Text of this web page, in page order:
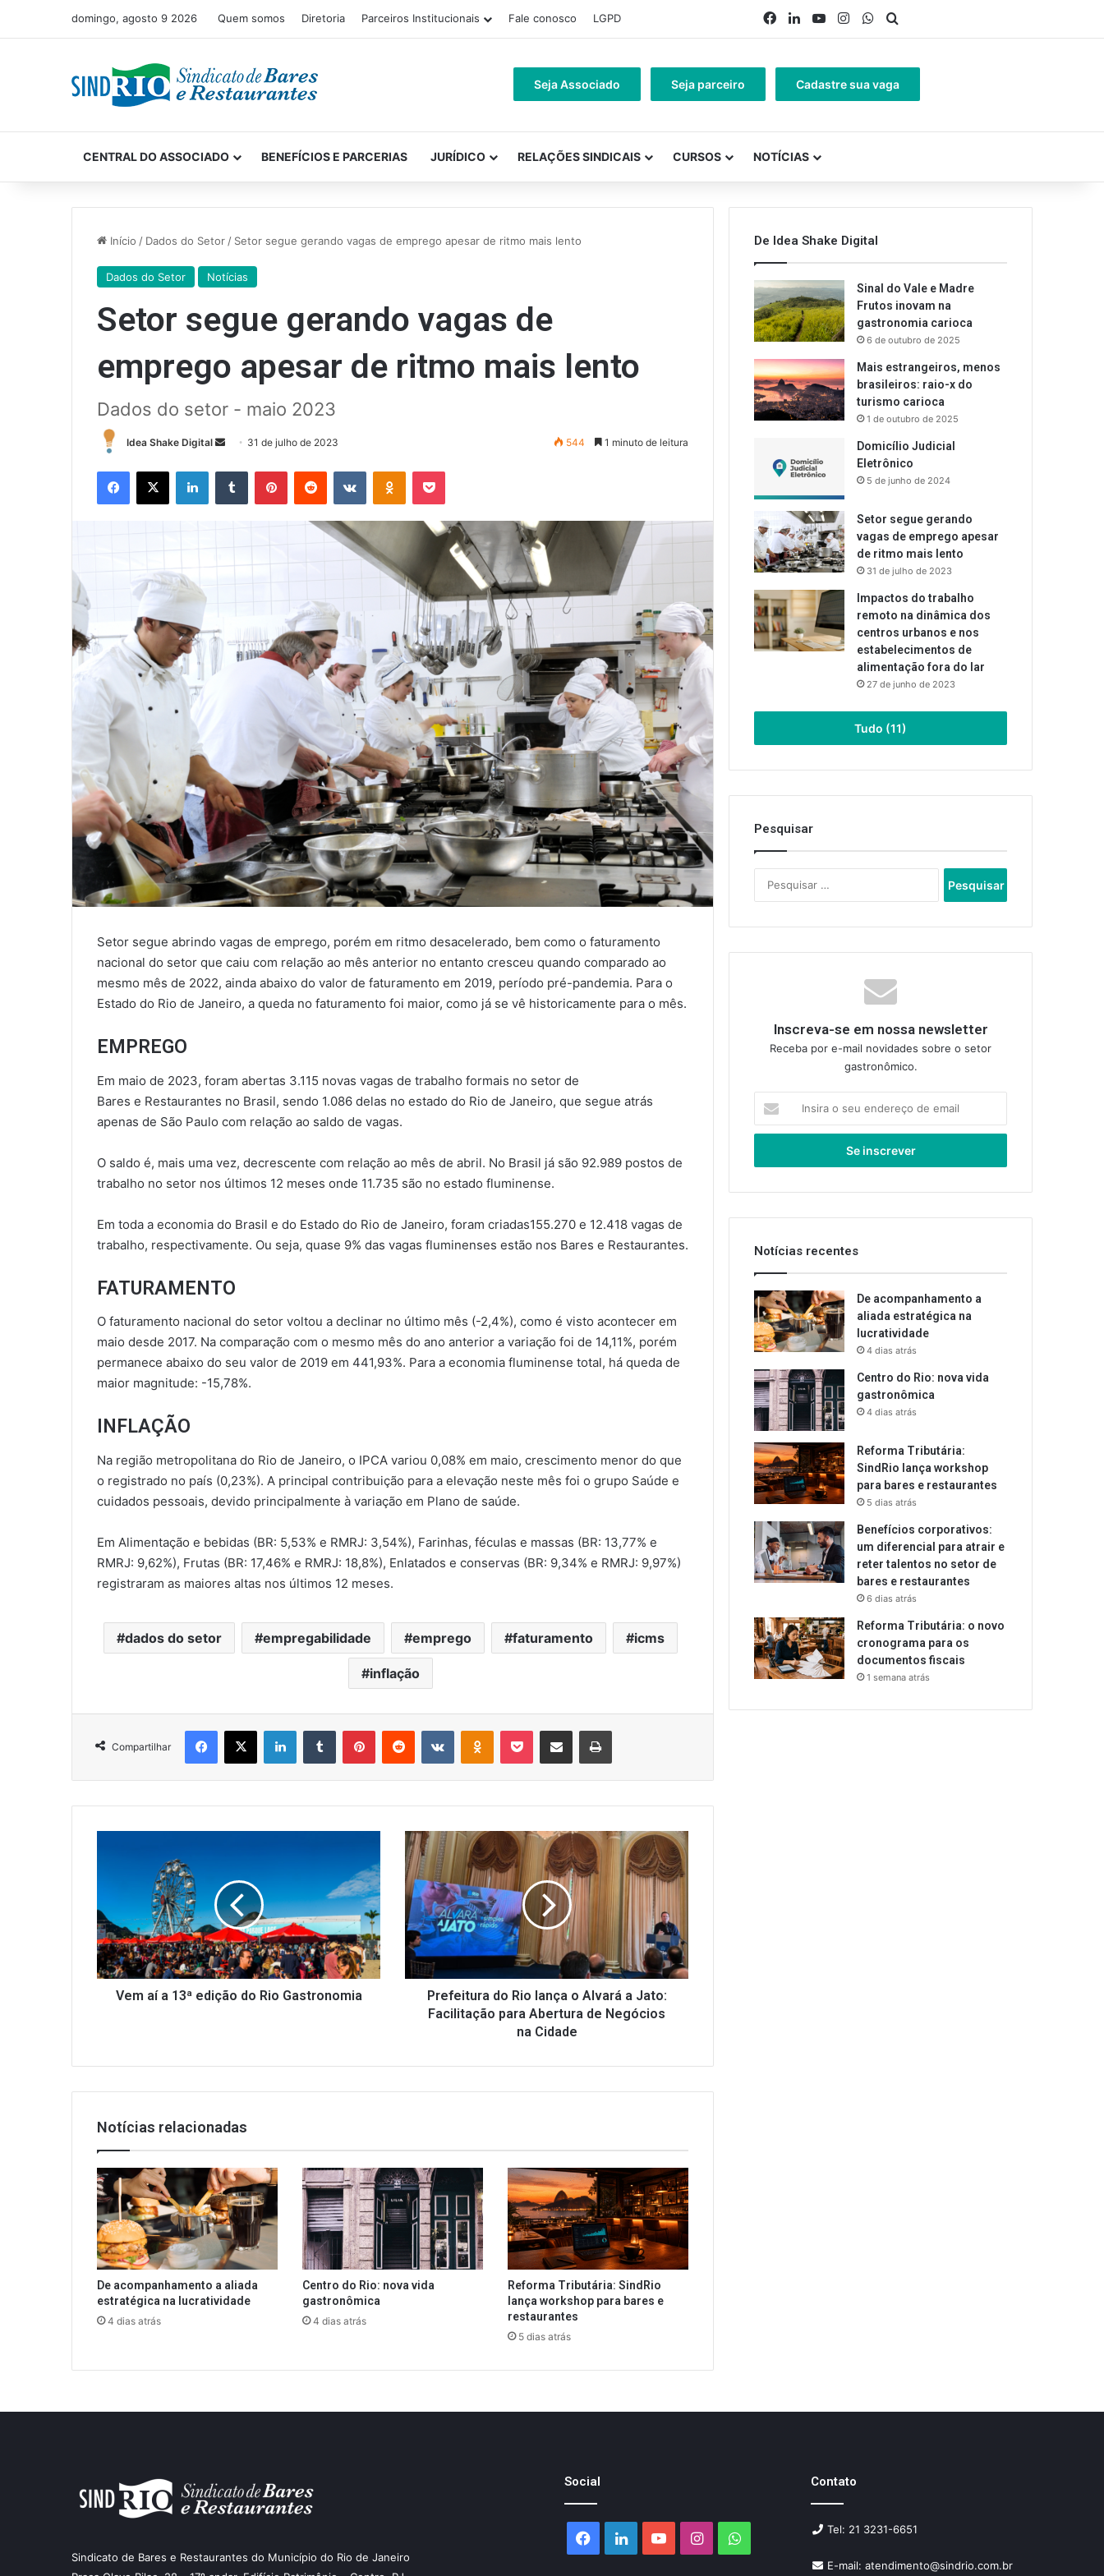
domingo, agosto 9 2026 Quem somos Diretoria Parceiros Institucionais Fale conosco LGPD Facebook
LinkedinYouTubeInstagram
WhatsApp
Seja Associado Seja parceiro Cadastre sua vaga
CENTRAL DO ASSOCIADO BENEFÍCIOS E PARCERIAS JURÍDICO RELAÇÕES SINDICAIS CURSOS NOTÍCIAS
Início / Dados do Setor / Setor segue gerando vagas de emprego apesar de ritmo mais lento
Dados do Setor Notícias
Setor segue gerando vagas de
emprego apesar de ritmo mais lento
Dados do setor - maio 2023
Idea Shake Digital
Mande
e-
31 de julho de 2023 544 1 minuto de leitura
Facebook
X LinkedinTumblr PinterestReddit VK OK Pocket
Setor segue abrindo vagas de emprego, porém em ritmo desacelerado, bem como o faturamento
nacional do setor que caiu com relação ao mês anterior no entanto cresceu quando comparado ao
mesmo mês de 2022, ainda abaixo do valor de faturamento em 2019, período pré-pandemia. Para o
Estado do Rio de Janeiro, a queda no faturamento foi maior, como já se vê historicamente para o mês.
EMPREGO
Em maio de 2023, foram abertas 3.115 novas vagas de trabalho formais no setor de
Bares e Restaurantes no Brasil, sendo 1.086 delas no estado do Rio de Janeiro, que segue atrás
apenas de São Paulo com relação ao saldo de vagas.
O saldo é, mais uma vez, decrescente com relação ao mês de abril. No Brasil já são 92.989 postos de
trabalho no setor nos últimos 12 meses onde 11.735 são no estado fluminense.
Em toda a economia do Brasil e do Estado do Rio de Janeiro, foram criadas155.270 e 12.418 vagas de
trabalho, respectivamente. Ou seja, quase 9% das vagas fluminenses estão nos Bares e Restaurantes.
FATURAMENTO
O faturamento nacional do setor voltou a declinar no último mês (-2,4%), como é visto acontecer em
maio desde 2017. Na comparação com o mesmo mês do ano anterior a variação foi de 14,11%, porém
permanece abaixo do seu valor de 2019 em 441,93%. Para a economia fluminense total, há queda de
maior magnitude: -15,78%.
INFLAÇÃO
Na região metropolitana do Rio de Janeiro, o IPCA variou 0,08% em maio, crescimento menor do que
o registrado no país (0,23%). A principal contribuição para a elevação neste mês foi o grupo Saúde e
cuidados pessoais, devido principalmente à variação em Plano de saúde.
Em Alimentação e bebidas (BR: 5,53% e RMRJ: 3,54%), Farinhas, féculas e massas (BR: 13,77% e
RMRJ: 9,62%), Frutas (BR: 17,46% e RMRJ: 18,8%), Enlatados e conservas (BR: 9,34% e RMRJ: 9,97%)
registraram as maiores altas nos últimos 12 meses.
dados do setor empregabilidade emprego faturamento icms
inflação
Compartilhar
Facebook
X LinkedinTumblr PinterestReddit VK OK Pocket Compartilhar via e-mail Imprimir
edição
do
Rio
Gastronomia
Vem aí a 13ª edição do Rio Gastronomia
Prefeitura
do
Rio
lança
o
Alvará
a
Jato:
Facilitação
Abertura
Prefeitura do Rio lança o Alvará a Jato:
Facilitação para Abertura de Negócios
na Cidade
Notícias relacionadas
De acompanhamento a aliada
estratégica na lucratividade
4 dias atrás
Centro do Rio: nova vida
gastronômica
4 dias atrás
Reforma Tributária: SindRio
lança workshop para bares e
restaurantes
5 dias atrás
De Idea Shake Digital
Sinal do Vale e Madre
Frutos inovam na
gastronomia carioca
6 de outubro de 2025
Mais estrangeiros, menos
brasileiros: raio-x do
turismo carioca
1 de outubro de 2025
Domicílio Judicial
Eletrônico
5 de junho de 2024
Setor segue gerando
vagas de emprego apesar
de ritmo mais lento
31 de julho de 2023
Impactos do trabalho
remoto na dinâmica dos
centros urbanos e nos
estabelecimentos de
alimentação fora do lar
27 de junho de 2023
Tudo (11)
Pesquisar
por:
Inscreva-se em nossa newsletter
Receba por e-mail novidades sobre o setor
gastronômico.
seu
de
Notícias recentes
De acompanhamento a
aliada estratégica na
lucratividade
4 dias atrás
Centro do Rio: nova vida
gastronômica
4 dias atrás
Reforma Tributária:
SindRio lança workshop
para bares e restaurantes
5 dias atrás
Benefícios corporativos:
um diferencial para atrair e
reter talentos no setor de
bares e restaurantes
6 dias atrás
Reforma Tributária: o novo
cronograma para os
documentos fiscais
1 semana atrás
Sindicato de Bares e Restaurantes do Município do Rio de Janeiro
Social
Facebook
LinkedinYouTubeInstagramWhatsApp
Contato
Tel: 21 3231-6651
E-mail: atendimento@sindrio.com.br